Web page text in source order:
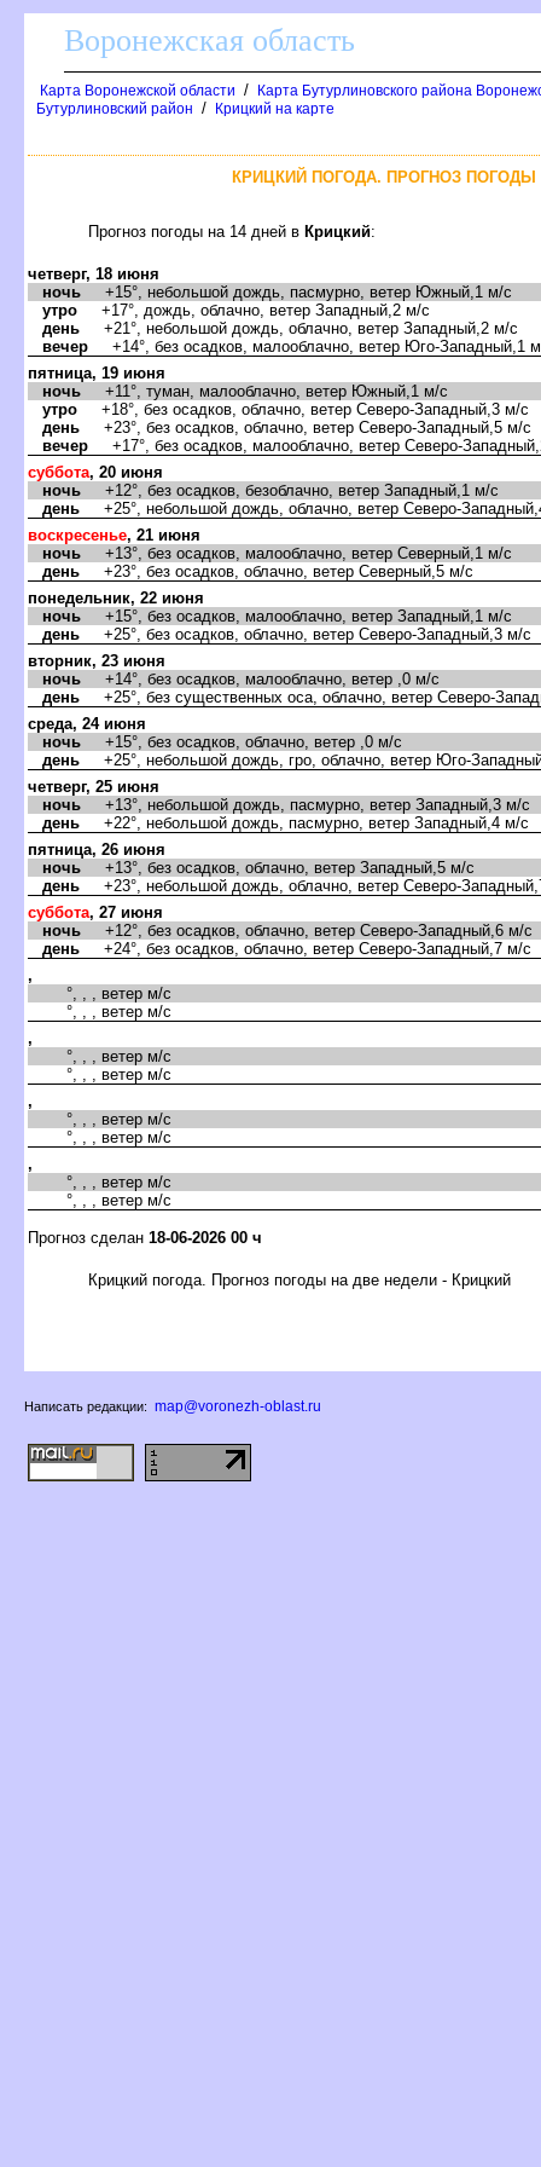
оронежская область
Карта Воронежской области /
Карта Бутурлиновского района
Бутурлиновский район / Крицкий на карте
КРИЦКИЙ ПОГОДА. ПРОГНОЗ ПОГОДЫ
Прогноз погоды на 14 дней Крицкий:
четверг, 18 июня
ночь +15°, небольшой дождь, пасмурно, ветер Южный,1 м/с
утро +17°, дождь, облачно, ветер Западный,2 м/с
день +21°, небольшой дождь, облачно, ветер Западный,2 м/с
ечер +14°, без осадков, малооблачно, ветер Юго-Западный,1
пятница, 19 июня
ночь +11°, туман, малооблачно, ветер Южный,1 м/с
утро +18°, без осадков, облачно, ветер Северо-Западный,3 м/с
день +23°, без осадков, облачно, ветер Северо-Западный,5 м/с
ечер +17°, без осадков, малооблачно, ветер Северо-
суббота, 20 июня
ночь +12°, без осадков, безоблачно, ветер Западный,1 м/с
день +25°, небольшой дождь, облачно, ветер Северо-
оскресенье, 21 июня
ночь +13°, без осадков, малооблачно, ветер Северный,1 м/с
день +23°, без осадков, облачно, ветер Северный,5 м/с
понедельник, 22 июня
ночь +15°, без осадков, малооблачно, ветер Западный,1 м/с
день +25°, без осадков, облачно, ветер Северо-Западный,3 м/с
торник, 23 июня
ночь +14°, без осадков, малооблачно, ветер ,0 м/с
день +25°, без существенных оса, облачно, ветер Северо-
среда, 24 июня
ночь +15°, без осадков, облачно, ветер ,0 м/с
день +25°, небольшой дождь, гро, облачно, ветер Юго-
четверг, 25 июня
ночь +13°, небольшой дождь, пасмурно, ветер Западный,3 м/с
день +22°, небольшой дождь, пасмурно, ветер Западный,4 м/с
пятница, 26 июня
ночь +13°, без осадков, облачно, ветер Западный,5 м/с
день +23°, небольшой дождь, облачно, ветер Северо-
суббота, 27 июня
ночь +12°, без осадков, облачно, ветер Северо-Западный,6 м/с
день +24°, без осадков, облачно, ветер Северо-Западный,7 м/с
,
°, , , ветер м/с
°, , , ветер м/с
,
°, , , ветер м/с
°, , , ветер м/с
,
°, , , ветер м/с
°, , , ветер м/с
,
°, , , ветер м/с
°, , , ветер м/с
Прогноз сделан 18-06-2026 00 ч
Крицкий погода. Прогноз погоды на две недели - Крицкий
Написать редакции: map@voronezh-oblast.ru